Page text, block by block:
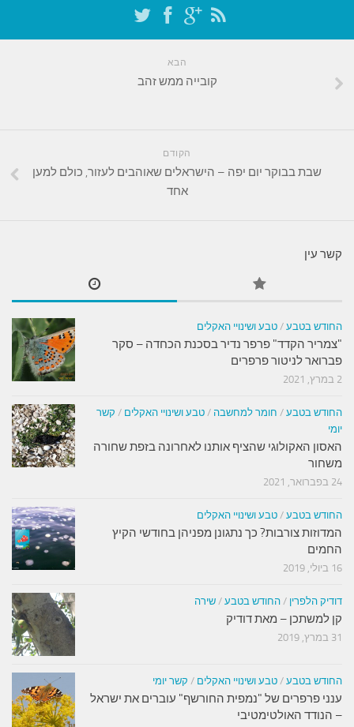
הבא
קובייה ממש זהב
הקודם
שבת בבוקר יום יפה – הישראלים שאוהבים לעזור, כולם למען
אחד
קשר עין
החודש בטבע / טבע ושינויי האקלים
"צמריר הקדד" פרפר נדיר בסכנת הכחדה – סקר
פברואר לניטור פרפרים
2 במרץ, 2021
החודש בטבע / חומר למחשבה / טבע ושינויי האקלים / קשר
יומי
האסון האקולוגי שהציף אותנו לאחרונה בזפת שחורה
משחור
24 בפברואר, 2021
החודש בטבע / טבע ושינויי האקלים
המדוזות צורבות? כך נתגונן מפניהן בחודשי הקיץ
החמים
16 ביולי, 2019
דודיק הלפרין / החודש בטבע / שירה
קן למשתכן – מאת דודיק
31 במרץ, 2019
החודש בטבע / טבע ושינויי האקלים / קשר יומי
ענני פרפרים של "נמפית החורשף" עוברים את ישראל
– הנודד האולטימטיבי